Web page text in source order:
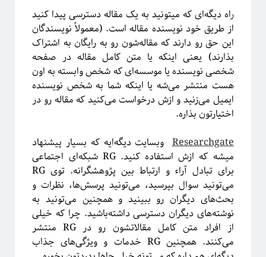
راه دیگه‌ای که میتونید به یک مقاله دسترسی پیدا کنید
از طریق خود نویسنده مقاله است. (معمولاً نویسندگان
این حق رو دارند که مقاله‌شون رو به رایگان به اشتراک
بذارند) یعنی اینکه یا متن کامل مقاله در صفحه
شخصی نویسنده یا موسسه‌ای که شخص وابسته به اون
هست منتشر می‌شه یا اینکه شما به شخص نویسنده
ایمیل می‌زنید و ازش درخواست می‌کنید که مقاله رو در
اختیارتون بذاره.
Researchgateوبسایت دیگه‌ایه که بسیار پیشنهاد
میشه که ازش استفاده کنید
. RG شبکه‌ای اجتماعی
برای تبادل آراء و ارتباط بین پژوهشگرانه. توی RG
می‌تونید سوال بپرسید، می‌تونید پرسش‌ها،‌ نظرات و
بحث‌های دیگران رو ببینید و همچنین می‌تونید به
نوشته‌های دیگران دسترسی داشته‌باشید. چرا که خیلی
از افراد متن کامل مقالاتشون رو در RG منتشر
می‌کنند. همچنین RG خدمات و ویژگی‌های جذاب